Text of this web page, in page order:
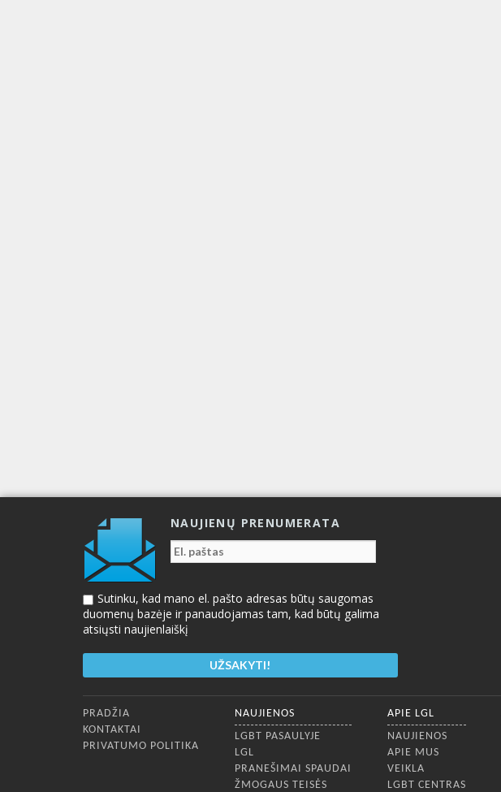
NAUJIENŲ PRENUMERATA
Sutinku, kad mano el. pašto adresas būtų saugomas
duomenų bazėje ir panaudojamas tam, kad būtų galima
atsiųsti naujienlaiškį
Apatinis meniu
PRADŽIA
KONTAKTAI
PRIVATUMO POLITIKA
NAUJIENOS
LGBT PASAULYJE
LGL
PRANEŠIMAI SPAUDAI
ŽMOGAUS TEISĖS
APIE LGL
NAUJIENOS
APIE MUS
VEIKLA
LGBT CENTRAS